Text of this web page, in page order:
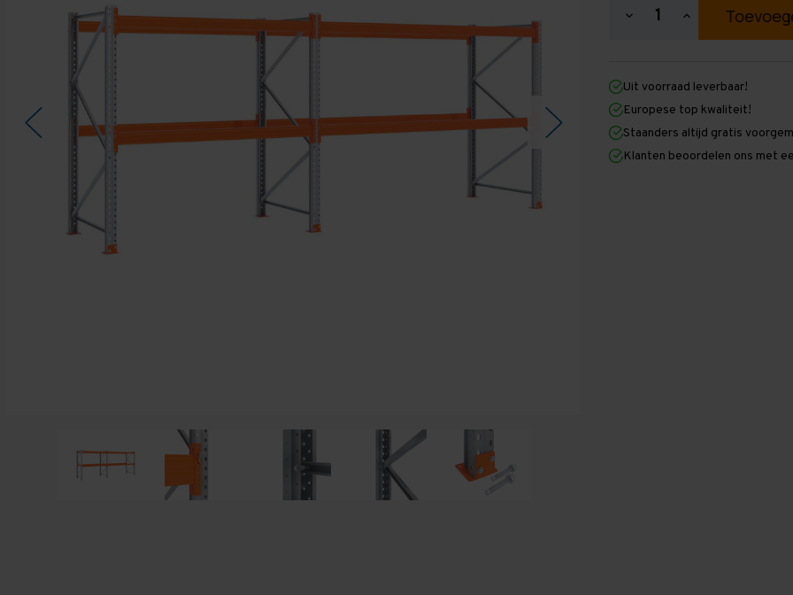
Hoeveelheid
2.000
mm
x
4.800
mm
x
1.100
Hoeveelheid
verhogen
2.000
mm
x
4.800
mm
x
1.100
Uit voorraad leverbaar!
Europese top kwaliteit!
Staanders altijd gratis
Klanten beoordelen ons met